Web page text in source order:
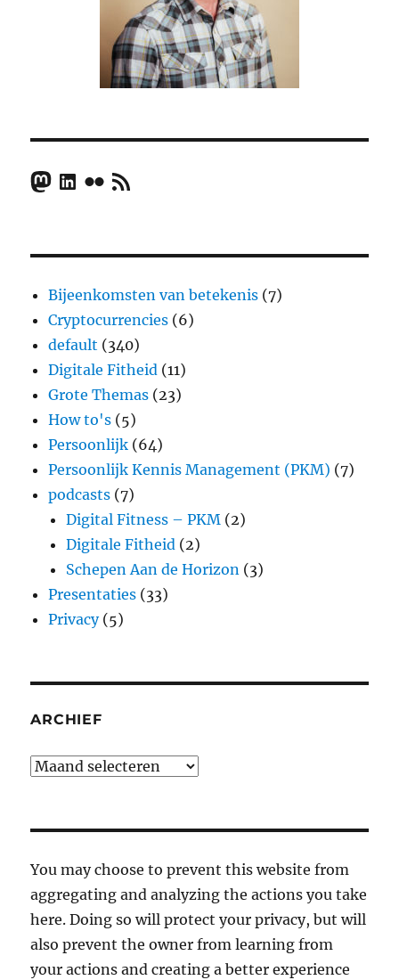
Mastodon
LinkedIn
FlickrRSS Feed
Bijeenkomsten van betekenis (7)
Cryptocurrencies (6)
default (340)
Digitale Fitheid (11)
Grote Themas (23)
How to's (5)
Persoonlijk (64)
Persoonlijk Kennis Management (PKM) (7)
podcasts (7)
Digital Fitness – PKM (2)
Digitale Fitheid (2)
Schepen Aan de Horizon (3)
Presentaties (33)
Privacy(5)
ARCHIEF
Archief
You may choose to prevent this website from
aggregating and analyzing the actions you take
here. Doing so will protect your privacy, but will
also prevent the owner from learning from
your actions and creating a better experience